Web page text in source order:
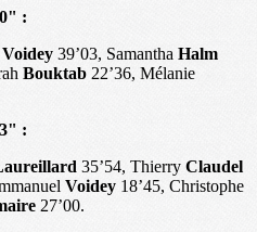
:
Voidey 39’03, Samantha Halm
Bouktab 22’36, Mélanie
:
35’54, Thierry Claudel
Voidey 18’45, Christophe
27’00.